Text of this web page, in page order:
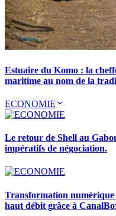
Estuaire du Komo : la
maritime au nom de la
ECONOMIE
Le retour de Shell au
impératifs de négociation.
Transformation numérique
haut débit grâce à